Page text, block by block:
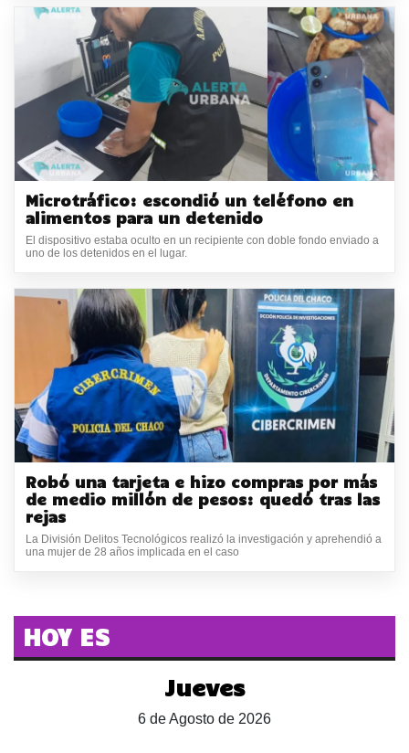
Microtráfico: escondió un teléfono en
alimentos para un detenido
El dispositivo estaba oculto en un recipiente con doble fondo enviado a
uno de los detenidos en el lugar.
Robó una tarjeta e hizo compras por más
de medio millón de pesos: quedó tras las
rejas
La División Delitos Tecnológicos realizó la investigación y aprehendió a
una mujer de 28 años implicada en el caso
HOY ES
Jueves
6 de Agosto de 2026